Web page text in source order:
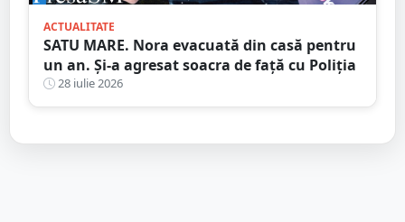
ACTUALITATE
SATU MARE. Nora evacuată din casă pentru
un an. Și-a agresat soacra de față cu Poliția
28 iulie 2026